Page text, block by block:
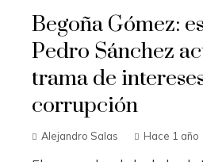
Begoña Gómez:
Pedro Sánchez
trama de
corrupción
Alejandro Salas Hace 1 año